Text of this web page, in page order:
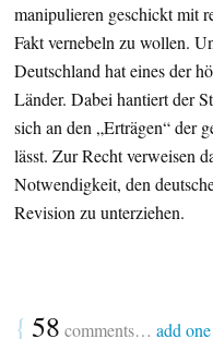
manipulieren geschickt mit
Fakt vernebeln zu wollen.
Deutschland hat eines der
Länder. Dabei hantiert der
sich an den „Erträgen“ der
lässt. Zur Recht verweisen
Notwendigkeit, den
Revision zu unterziehen.
{ 58 comments… add one